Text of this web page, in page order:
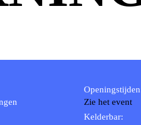
Zie het event
Kelderbar: